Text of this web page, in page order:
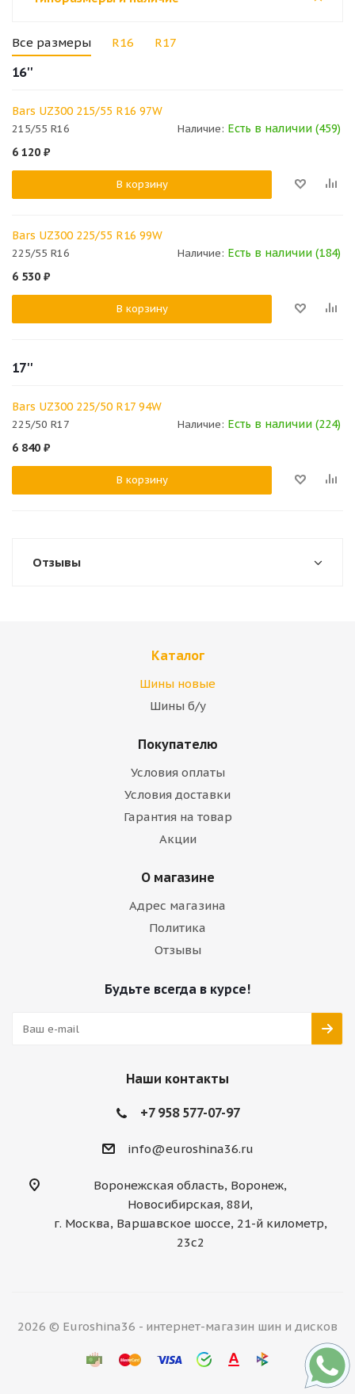
Все размеры R16 R17
16''
Bars UZ300 215/55 R16 97W
215/55 R16 Наличие: Есть в наличии (459)
6 120 ₽
В корзину
Bars UZ300 225/55 R16 99W
225/55 R16 Наличие: Есть в наличии (184)
6 530 ₽
В корзину
17''
Bars UZ300 225/50 R17 94W
225/50 R17 Наличие: Есть в наличии (224)
6 840 ₽
В корзину
Отзывы
Каталог
Шины новые
Шины б/у
Покупателю
Условия оплаты
Условия доставки
Гарантия на товар
Акции
О магазине
Адрес магазина
Политика
Отзывы
Будьте всегда в курсе!
Наши контакты
+7 958 577-07-97
info@euroshina36.ru
Воронежская область, Воронеж,
Новосибирская, 88И,
г. Москва, Варшавское шоссе, 21-й километр,
23с2
2026 © Euroshina36 - интернет-магазин шин и дисков